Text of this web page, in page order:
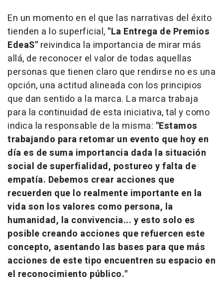
En un momento en el que las narrativas del éxito
tienden a lo superficial, "La Entrega de Premios
EdeaS" reivindica la importancia de mirar más
allá, de reconocer el valor de todas aquellas
personas que tienen claro que rendirse no es una
opción, una actitud alineada con los principios
que dan sentido a la marca. La marca trabaja
para la continuidad de esta iniciativa, tal y como
indica la responsable de la misma: "Estamos
trabajando para retomar un evento que hoy en
día es de suma importancia dada la situación
social de superfialidad, postureo y falta de
empatía. Debemos crear acciones que
recuerden que lo realmente importante en la
vida son los valores como persona, la
humanidad, la convivencia... y esto solo es
posible creando acciones que refuercen este
concepto, asentando las bases para que más
acciones de este tipo encuentren su espacio en
el reconocimiento público."